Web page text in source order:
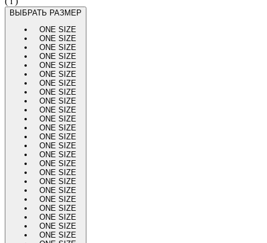
ВЫБРАТЬ РАЗМЕР
ONE SIZE
ONE SIZE
ONE SIZE
ONE SIZE
ONE SIZE
ONE SIZE
ONE SIZE
ONE SIZE
ONE SIZE
ONE SIZE
ONE SIZE
ONE SIZE
ONE SIZE
ONE SIZE
ONE SIZE
ONE SIZE
ONE SIZE
ONE SIZE
ONE SIZE
ONE SIZE
ONE SIZE
ONE SIZE
ONE SIZE
ONE SIZE